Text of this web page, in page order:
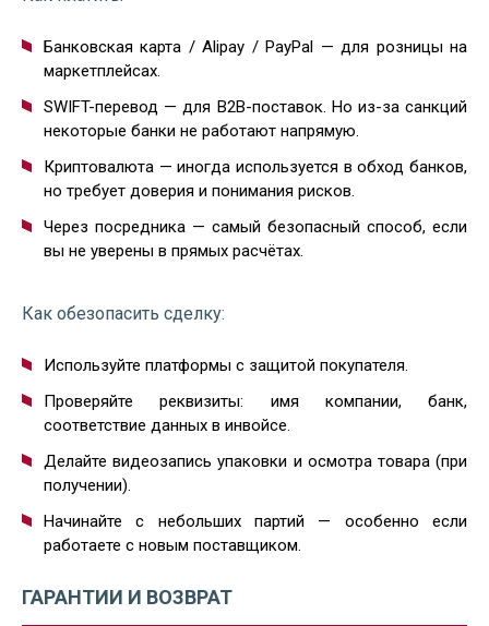
Банковская карта / Alipay / PayPal — для розницы на
маркетплейсах.
SWIFT-перевод — для B2B-поставок. Но из-за санкций
некоторые банки не работают напрямую.
Криптовалюта — иногда используется в обход банков,
но требует доверия и понимания рисков.
Через посредника — самый безопасный способ, если
вы не уверены в прямых расчётах.
Как обезопасить сделку:
Используйте платформы с защитой покупателя.
Проверяйте реквизиты: имя компании, банк,
соответствие данных в инвойсе.
Делайте видеозапись упаковки и осмотра товара (при
получении).
Начинайте с небольших партий — особенно если
работаете с новым поставщиком.
ГАРАНТИИ И ВОЗВРАТ